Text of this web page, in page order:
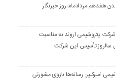
هفدهم مردادماه، روز خبرنگار
پتروشیمی اروند به مناسبت
تأسیس این شرکت
امیرکبیر: رسانه‌ها بازوی مشورتی